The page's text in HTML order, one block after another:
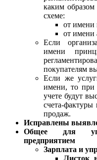
каким образом
схеме:
от имени
от имени
Если
имени
покупателям
Если же
имени, то при
учете будут
счета-фактуры
продаж.
Исправлены
Общее для
предприятием
Зарплата и
Листок